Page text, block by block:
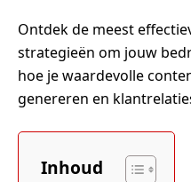
Ontdek de meest
strategieën om jouw
hoe je waardevolle
genereren en
Inhoud